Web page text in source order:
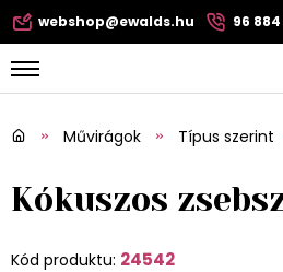
webshop@ewalds.hu 96 884
Művirágok Típus szerint
Kókuszos
Kód produktu: 24542